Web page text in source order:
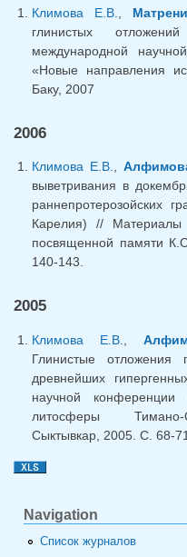
Климова Е.В.
глинистых
международной
«Новые направления
Баку, 2007
2006
Климова Е.В.,
выветривания в
раннепротерозойских
Карелия) // Материалы
посвященной памяти
140-143.
2005
Климова Е.В.
Глинистые
древнейших
научной конференции
литосферы Тимано-
Сыктывкар, 2005. С. 68-71.
Navigation
Список журналов